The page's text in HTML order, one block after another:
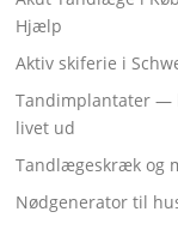
Hjælp
Aktiv skiferie i
Tandimplantater —
livet ud
Tandlægeskræk og
Nødgenerator til